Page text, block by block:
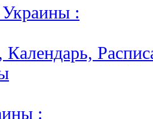
:
Календарь,
: